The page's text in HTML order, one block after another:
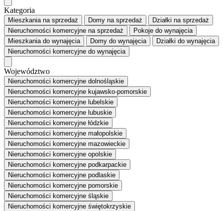
Kategoria
Mieszkaniana sprzedaż Domy na sprzedaż Działki na sprzedaż
Nieruchomości komercyjne na sprzedaż Pokoje do wynajęcia
Mieszkaniado wynajęcia Domy do wynajęcia Działki do wynajęcia
Nieruchomości komercyjne do wynajęcia
Województwo
Nieruchomości komercyjne dolnośląskie
Nieruchomości komercyjne kujawsko-pomorskie
Nieruchomości komercyjne lubelskie
Nieruchomości komercyjne lubuskie
Nieruchomości komercyjne łódzkie
Nieruchomości komercyjne małopolskie
Nieruchomości komercyjne mazowieckie
Nieruchomości komercyjne opolskie
Nieruchomości komercyjne podkarpackie
Nieruchomości komercyjne podlaskie
Nieruchomości komercyjne pomorskie
Nieruchomości komercyjne śląskie
Nieruchomości komercyjne świętokrzyskie